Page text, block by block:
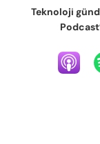
Teknoloji